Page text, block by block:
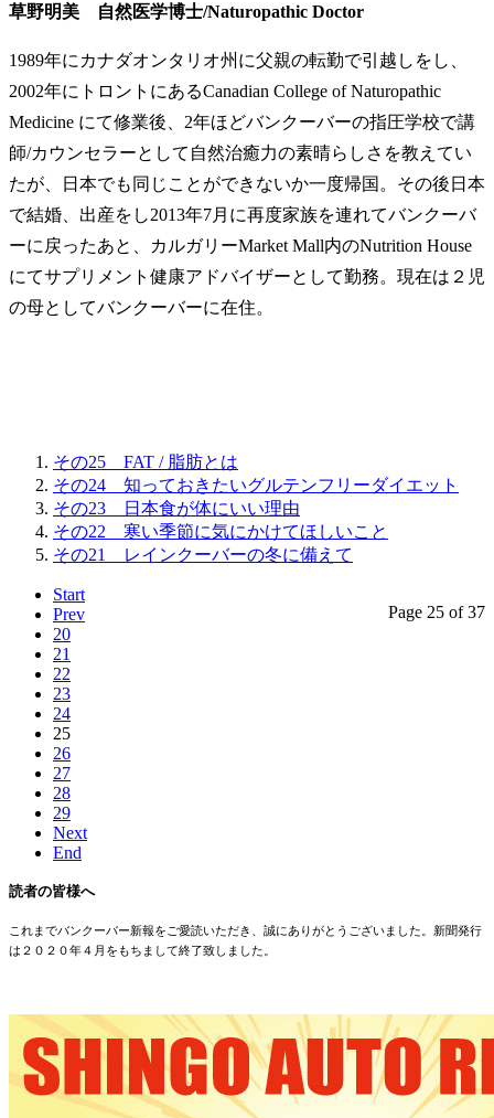
草野明美 自然医学博士/Naturopathic Doctor
1989年にカナダオンタリオ州に父親の転勤で引越しをし、
2002年にトロントにあるCanadian College of Naturopathic
Medicine にて修業後、2年ほどバンクーバーの指圧学校で講
師/カウンセラーとして自然治癒力の素晴らしさを教えてい
たが、日本でも同じことができないか一度帰国。その後日本
で結婚、出産をし2013年7月に再度家族を連れてバンクーバ
ーに戻ったあと、カルガリーMarket Mall内のNutrition House
にてサプリメント健康アドバイザーとして勤務。現在は２児
の母としてバンクーバーに在住。
その25 FAT / 脂肪とは
その24 知っておきたいグルテンフリーダイエット
その23 日本食が体にいい理由
その22 寒い季節に気にかけてほしいこと
その21 レインクーバーの冬に備えて
Page 25 of 37
Start
Prev
20
21
22
23
24
25
26
27
28
29
Next
End
読者の皆様へ
これまでバンクーバー新報をご愛読いただき、誠にありがとうございました。新聞発行
は２０２０年４月をもちまして終了致しました。